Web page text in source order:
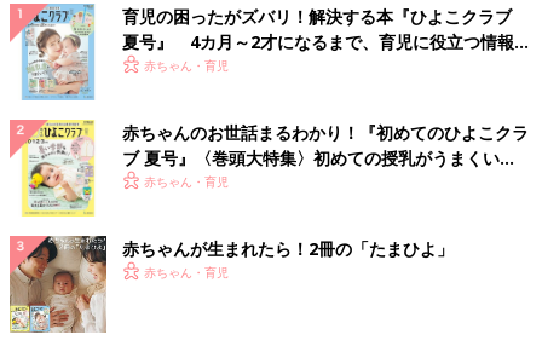
育児の困ったがズバリ！解決する本『ひよこクラブ
夏号』 4カ月～2才になるまで、育児に役立つ情報が
いっぱい！
赤ちゃん・育児
赤ちゃんのお世話まるわかり！『初めてのひよこクラ
ブ 夏号』〈巻頭大特集〉初めての授乳がうまくい
く！ おっぱい・ミルクの基本と夏のトラブル 解決テ
赤ちゃん・育児
赤ちゃんが生まれたら！2冊の「たまひよ」
赤ちゃん・育児